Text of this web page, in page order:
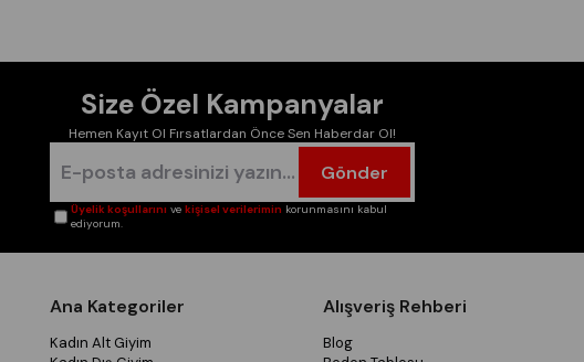
Size Özel Kampanyalar
Hemen Kayıt Ol Fırsatlardan Önce Sen Haberdar Ol!
Gönder
Üyelik koşullarını vekişisel verilerimin korunmasını kabul
ediyorum.
Ana Kategoriler
Kadın Alt Giyim
Alışveriş Rehberi
Blog